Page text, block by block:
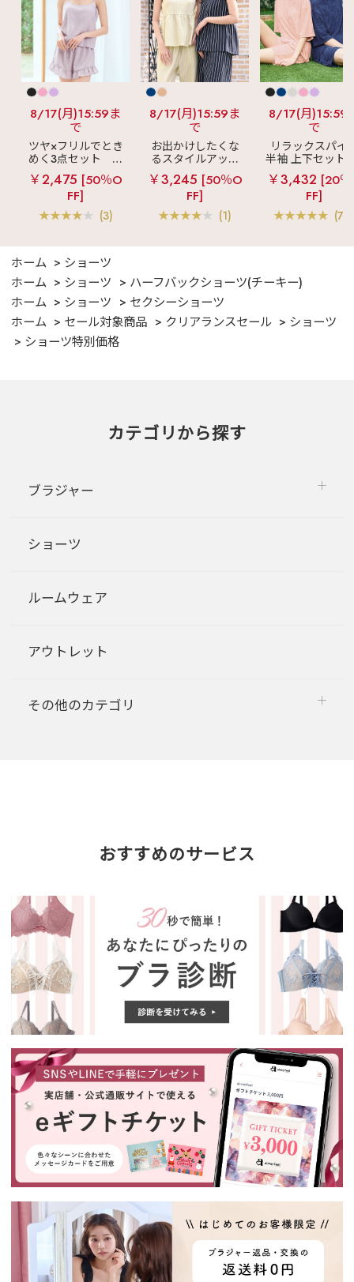
8/17(月)15:59ま
で
ツヤ×フリルでとき
めく3点セット
シ
ルキー ショートパ
ンツ 3点セット
￥2,475 [50％O
FF]
(3)
8/17(月)15:59ま
で
お出かけしたくな
るスタイルアップ
見え
ストライプ
フリル ロングパン
ツ 綿混 上下セット
￥3,245 [50％O
FF]
(1)
8/17(月)15:59
で
リラックスパイ
半袖 上下セット
女兼用サイズ)
￥3,432 [20
FF]
ホーム
ショーツ
ホーム
ショーツ
ハーフバックショーツ(チーキー)
ホーム
ショーツ
セクシーショーツ
ホーム
セール対象商品 クリアランスセール
ショーツ
ショーツ特別価格
カテゴリから探す
ブラジャー
ショーツ
ルームウェア
アウトレット
その他のカテゴリ
おすすめのサービス